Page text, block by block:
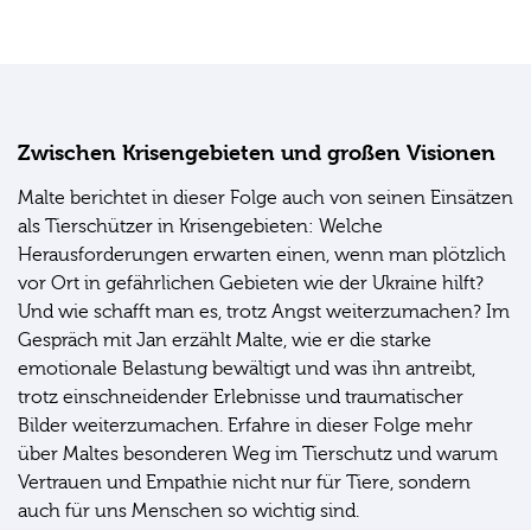
Zwischen Krisengebieten und großen Visionen
Malte berichtet in dieser Folge auch von seinen Einsätzen
als Tierschützer in Krisengebieten: Welche
Herausforderungen erwarten einen, wenn man plötzlich
vor Ort in gefährlichen Gebieten wie der Ukraine hilft?
Und wie schafft man es, trotz Angst weiterzumachen? Im
Gespräch mit Jan erzählt Malte, wie er die starke
emotionale Belastung bewältigt und was ihn antreibt,
trotz einschneidender Erlebnisse und traumatischer
Bilder weiterzumachen. Erfahre in dieser Folge mehr
über Maltes besonderen Weg im Tierschutz und warum
Vertrauen und Empathie nicht nur für Tiere, sondern
auch für uns Menschen so wichtig sind.